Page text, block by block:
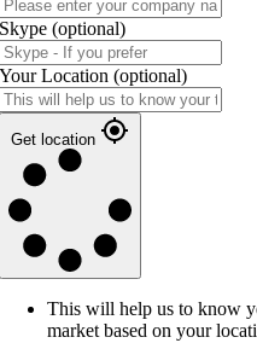
Skype (optional)
Your Location (optional)
Get location
This will help us to know
market based on your